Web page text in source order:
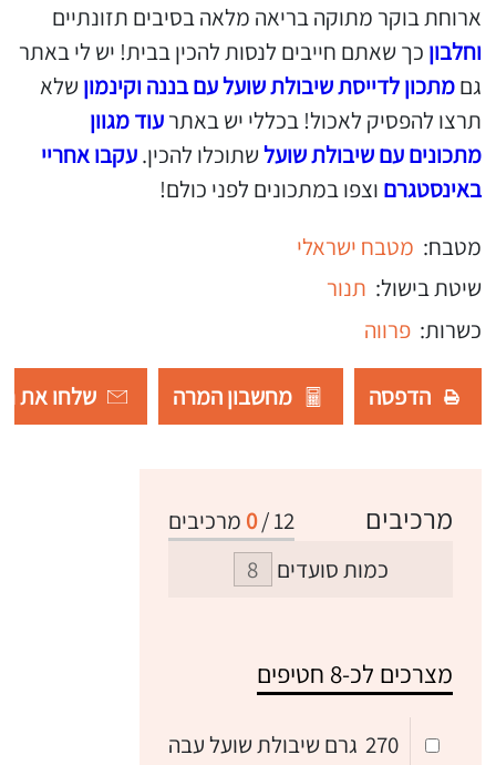
ארוחת בוקר מתוקה בריאה מלאה בסיבים תזונתיים
וחלבון כך שאתם חייבים לנסות להכין בבית! יש לי באתר
גםמתכון לדייסת שיבולת שועל עם בננה וקינמון שלא
תרצו להפסיק לאכול! בכללי יש באתרעוד מגוון
מתכונים עם שיבולת שועלשתוכלו להכין.עקבו אחריי
באינסטגרם וצפו במתכונים לפני כולם!
מטבח: מטבח ישראלי
שיטת בישול: תנור
כשרות: פרווה
הדפסה מחשבון המרה שלחו את
12
/
0 מרכיבים מרכיבים
כמות סועדים
מצרכים לכ-8 חטיפים
270 גרם שיבולת שועל עבה